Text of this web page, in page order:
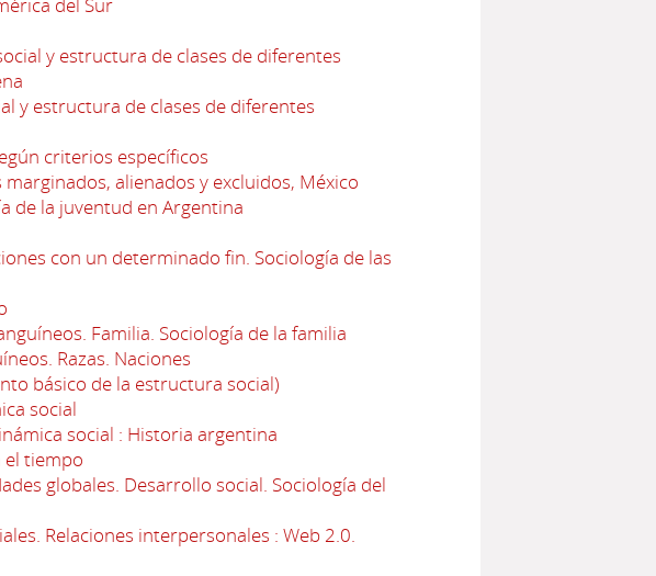
y estructura de clases de diferentes
y estructura de clases de diferentes
criterios específicos
alienados y excluidos, México
de la juventud en Argentina
con un determinado fin. Sociología de las
Familia. Sociología de la familia
Razas. Naciones
básico de la estructura social)
social
social : Historia argentina
el tiempo
globales. Desarrollo social. Sociología del
Relaciones interpersonales : Web 2.0.